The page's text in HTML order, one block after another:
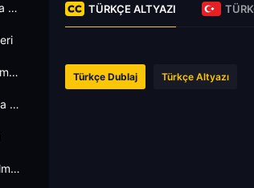
Azərbaycanca Dublaj
Animasiya Filmleri
Elmi Fantastika Filmleri
Fantastika Filmleri
TÜRKÇE ALTYAZI
Türkçe Dublaj Türkçe Altyazı